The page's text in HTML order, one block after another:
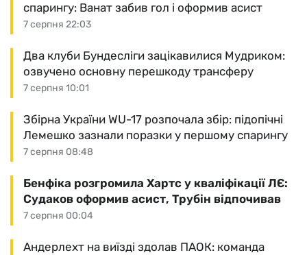
7 серпня 22:03
спарингу: Ванат забив гол і оформив асист
7 серпня 10:01
Два клуби Бундесліги зацікавилися Мудриком:
озвучено основну перешкоду трансферу
7 серпня 08:48
Збірна України WU-17 розпочала збір: підопічні
Лемешко зазнали поразки у першому спарингу
7 серпня 00:04
Бенфіка розгромила Хартс у кваліфікації ЛЄ:
Судаков оформив асист, Трубін відпочивав
Андерлехт на виїзді здолав ПАОК: команда